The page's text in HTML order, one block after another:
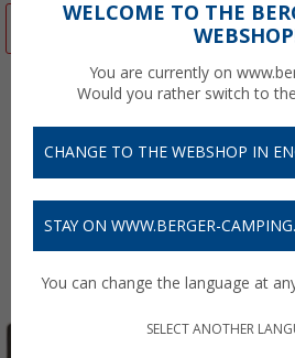
WELCOME TO THE
You are currently on
Would you rather switch to
CHANGE TO THE WEBSHOP IN
STAY ON WWW.BERGER-
You can change the language at
SELECT ANOTHER